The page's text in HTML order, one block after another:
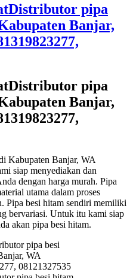
pipa
Banjar,
pipa
Banjar,
Kabupaten Banjar, WA
siap menyediakan dan
dengan harga murah. Pipa
utama dalam proses
Pipa besi hitam sendiri memiliki
bervariasi. Untuk itu kami siap
akan pipa besi hitam.